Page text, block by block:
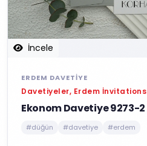
İncele
ERDEM DAVETIYE
Davetiyeler, Erdem İnvitations
Ekonom Davetiye 9273-2
#düğün #davetiye #erdem